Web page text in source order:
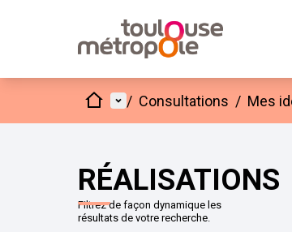
AccueilMenu principal
/ Consultations / Mes
RÉALISATIONS
Filtrez de façon dynamique les
résultats de votre recherche.